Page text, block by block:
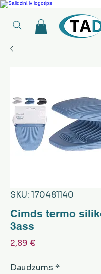
Ledusskapji,
SKU: 170481140
Cimds termo
3ass
2,89 €
Daudzums *